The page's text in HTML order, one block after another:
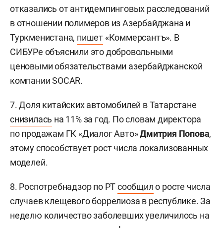
отказались от антидемпинговых расследований
в отношении полимеров из Азербайджана и
Туркменистана, пишет «Коммерсантъ». В
СИБУРе объяснили это добровольными
ценовыми обязательствами азербайджанской
компании SOCAR.
7. Доля китайских автомобилей в Татарстане
снизилась на 11% за год. По словам директора
по продажам ГК «Диалог Авто»Дмитрия Попова,
этому способствует рост числа локализованных
моделей.
8. Роспотребнадзор по РТсообщило росте числа
случаев клещевого боррелиоза в республике. За
неделю количество заболевших увеличилось на